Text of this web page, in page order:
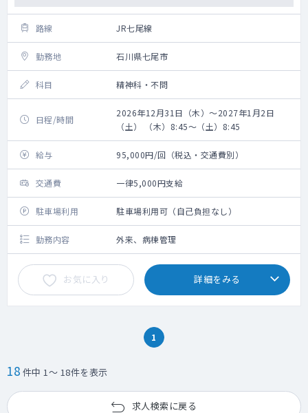
路線 JR七尾線
勤務地 石川県七尾市
科目 精神科・不問
日程/時間
2026年12月31日（木）～2027年1月2日
（土） （木）8:45～（土）8:45
給与 95,000円/回（税込・交通費別）
交通費 一律5,000円支給
駐車場利用 駐車場利用可（自己負担なし）
勤務内容 外来、病棟管理
お気に入り 詳細をみる
1
18 件中 1～ 18件を表示
求人検索に戻る